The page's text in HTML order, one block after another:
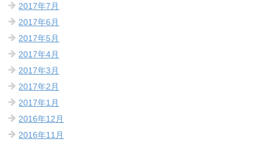
2017年7月
2017年6月
2017年5月
2017年4月
2017年3月
2017年2月
2017年1月
2016年12月
2016年11月